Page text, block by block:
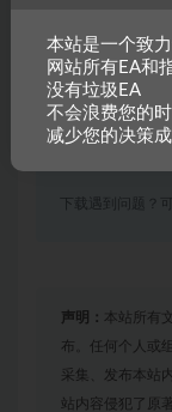
有效期
累计下载
下载遇到问题？
声明： 本站所有
布。任何个人或
采集、发布本站
站内容侵犯了原
本站是一个致
网站所有EA和
没有垃圾EA
不会浪费您的时
减少您的决策